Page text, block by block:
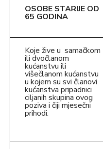
OSOBE STARIJE OD
65 GODINA
Koje žive u samačkom
ili dvočlanom
kućanstvu ili
višečlanom kućanstvu
u kojem su svi članovi
kućanstva pripadnici
ciljanih skupina ovog
poziva i čiji mjesečni
prihodi: